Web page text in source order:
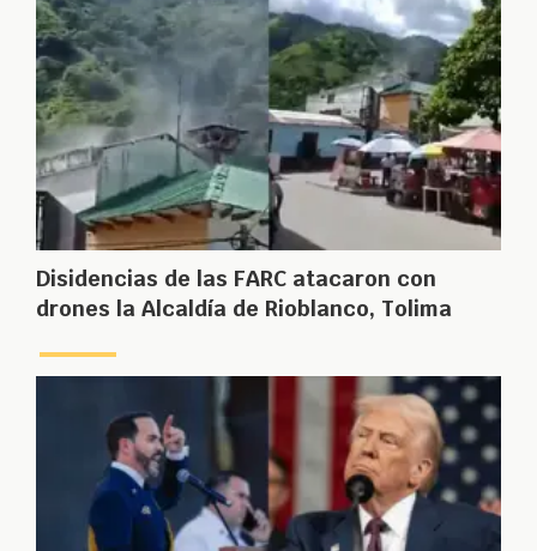
Disidencias de las FARC atacaron con
drones la Alcaldía de Rioblanco, Tolima